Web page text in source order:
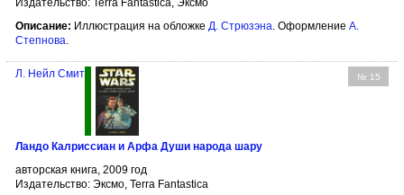
Описание: Иллюстрация на обложке Д. Стрюзэна . Оформление А.
Степнова
№ 15
Л. Нейл Смит
Ландо Калриссиан и Арфа Души народа шару
авторская книга, 2009 год
Издательство: Эксмо, Terra Fantastica